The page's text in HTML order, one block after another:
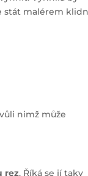
stát malérem
nimž může
rez. Říká se jí taky